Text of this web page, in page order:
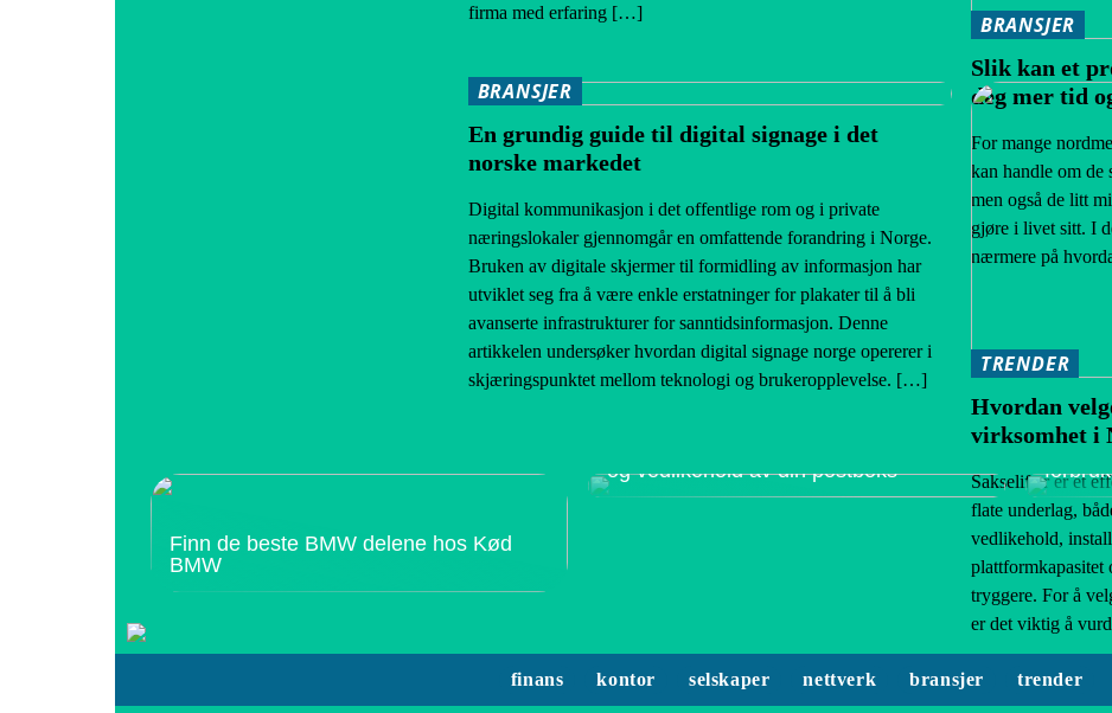
firma med erfaring […]
BRANSJER
Slik kan et
deg mer tid
For mange
kan handle om de
men også de litt
gjøre i livet sitt. I
nærmere på
BRANSJER
En grundig guide til digital signage i det
norske markedet
Digital kommunikasjon i det offentlige rom og i private
næringslokaler gjennomgår en omfattende forandring i Norge.
Bruken av digitale skjermer til formidling av informasjon har
utviklet seg fra å være enkle erstatninger for plakater til å bli
avanserte infrastrukturer for sanntidsinformasjon. Denne
artikkelen undersøker hvordan digital signage norge opererer i
skjæringspunktet mellom teknologi og brukeropplevelse. […]
TRENDER
Hvordan
virksomhet i
Sakselifter er et
flate underlag,
vedlikehold,
plattformkapasitet
tryggere. For å
er det viktig å
Finn de beste BMW delene hos Kød
BMW
og vedlikehold av din postboks
finans kontor selskaper nettverk bransjer trender